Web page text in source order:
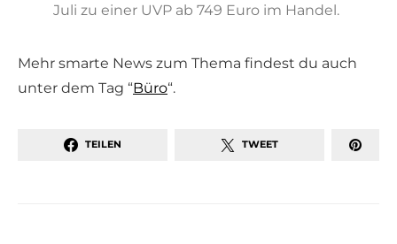
Juli zu einer UVP ab 749 Euro im Handel.
Mehr smarte News zum Thema findest du auch
unter dem Tag “Büro“.
TEILEN TWEET